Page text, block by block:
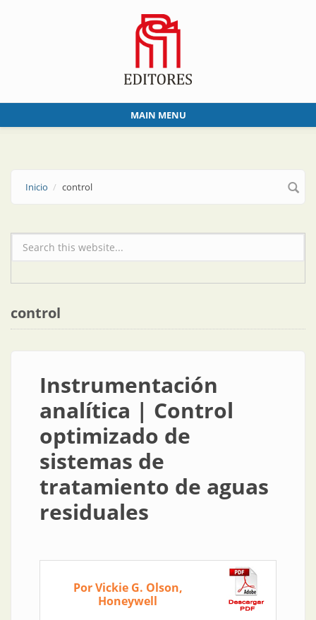
MAIN MENU
Inicio control
Formulario de búsqueda
control
Instrumentación
analítica | Control
optimizado de
sistemas de
tratamiento de aguas
residuales
Por Vickie G. Olson,
Honeywell